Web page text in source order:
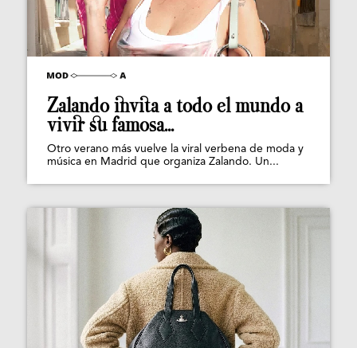
Zalando invita a todo el mundo a
vivir su famosa...
Otro verano más vuelve la viral verbena de moda y
música en Madrid que organiza Zalando. Un...